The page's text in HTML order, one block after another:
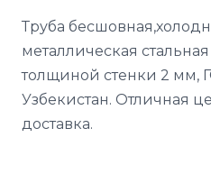
Труба
металлическая
толщиной стенки 2 мм,
Узбекистан. Отличная
доставка.